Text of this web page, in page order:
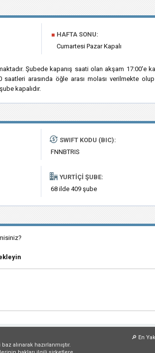
■ HAFTA SONU:
Cumartesi Pazar Kapalı
Şubede kapanış saati olan akşam 17:00'e
arasında öğle arası molası verilmekte
kapalıdır.
SWIFT KODU (BIC):
FNNBTRIS
YURTIÇI ŞUBE:
68 ilde 409 şube
🔎 En
alınarak hazırlanmıştır.